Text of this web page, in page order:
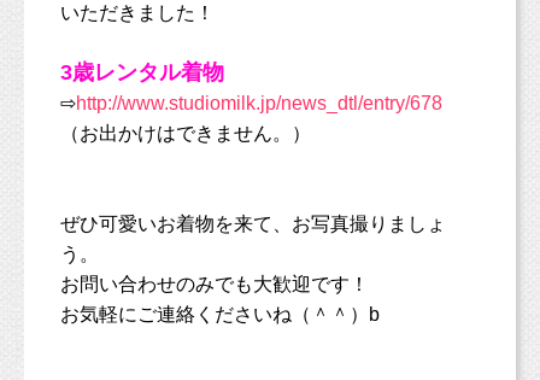
いただきました！
3歳レンタル着物
⇨http://www.studiomilk.jp/news_dtl/entry/678
（お出かけはできません。）
ぜひ可愛いお着物を来て、お写真撮りましょ
う。
お問い合わせのみでも大歓迎です！
お気軽にご連絡くださいね（＾＾）b